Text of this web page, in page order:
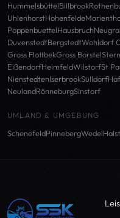
HummelsbüttelBillbrook
UhlenhorstHohenfelde
PoppenbuettelHausbruch
DuvenstedtBergstedtWohldorf
Gross FlottbekGross Borstel
EißendorfHeimfeldWilstorfSt
NienstedtenIserbrookSülldorf
NeulandRönneburgSinstorf
UMLAND & UMGEBUNG
SchenefeldPinnebergWedel